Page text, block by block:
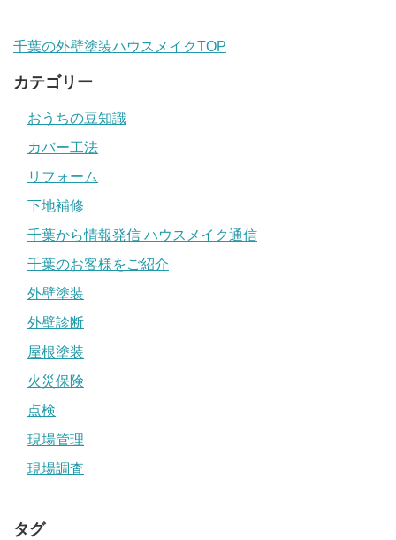
千葉の外壁塗装ハウスメイクTOP
カテゴリー
おうちの豆知識
カバー工法
リフォーム
下地補修
千葉から情報発信 ハウスメイク通信
千葉のお客様をご紹介
外壁塗装
外壁診断
屋根塗装
火災保険
点検
現場管理
現場調査
タグ